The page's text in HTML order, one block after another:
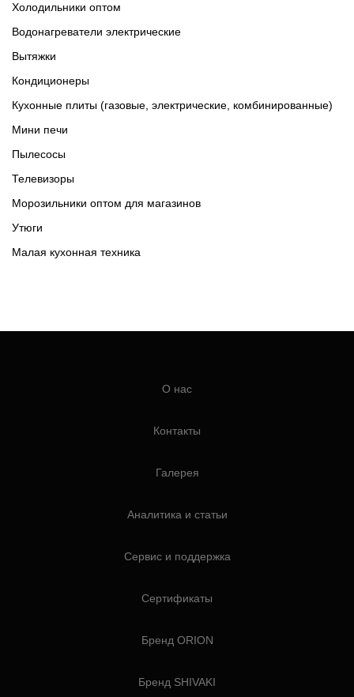
Холодильники оптом
Водонагреватели электрические
Вытяжки
Кондиционеры
Кухонные плиты (газовые, электрические, комбинированные)
Мини печи
Пылесосы
Телевизоры
Морозильники оптом для магазинов
Утюги
Малая кухонная техника
О нас
Контакты
Галерея
Аналитика и статьи
Сервис и поддержка
Сертификаты
Бренд ORION
Бренд SHIVAKI